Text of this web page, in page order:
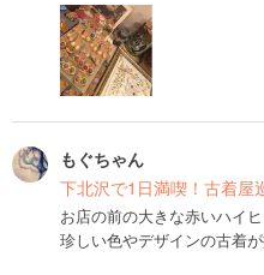
もぐちゃん
下北沢で1日満喫！古着屋
お店の前の大きな赤いハイ
珍しい色やデザインの古着が